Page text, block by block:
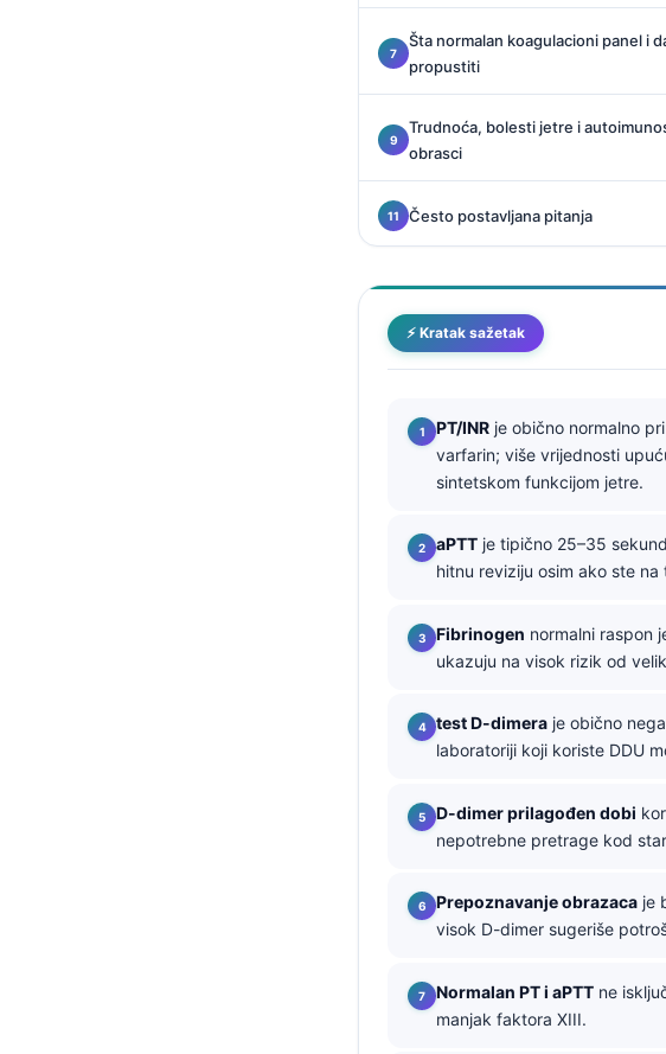
Šta normalan koagulacioni panel i
propustiti
Trudnoća, bolesti jetre i
obrasci
Često postavljana pitanja
⚡ Kratak sažetak
PT/INR je obično normalno
varfarin; više vrijednosti
sintetskom funkcijom jetre.
aPTT je tipično 25–35
hitnu reviziju osim ako ste
Fibrinogen normalni raspon
ukazuju na visok rizik od
test D-dimera je obično
laboratoriji koji koriste DDU
D-dimer prilagođen dobi
nepotrebne pretrage kod
Prepoznavanje obrazaca je
visok D-dimer sugeriše
Normalan PT i aPTT ne
manjak faktora XIII.